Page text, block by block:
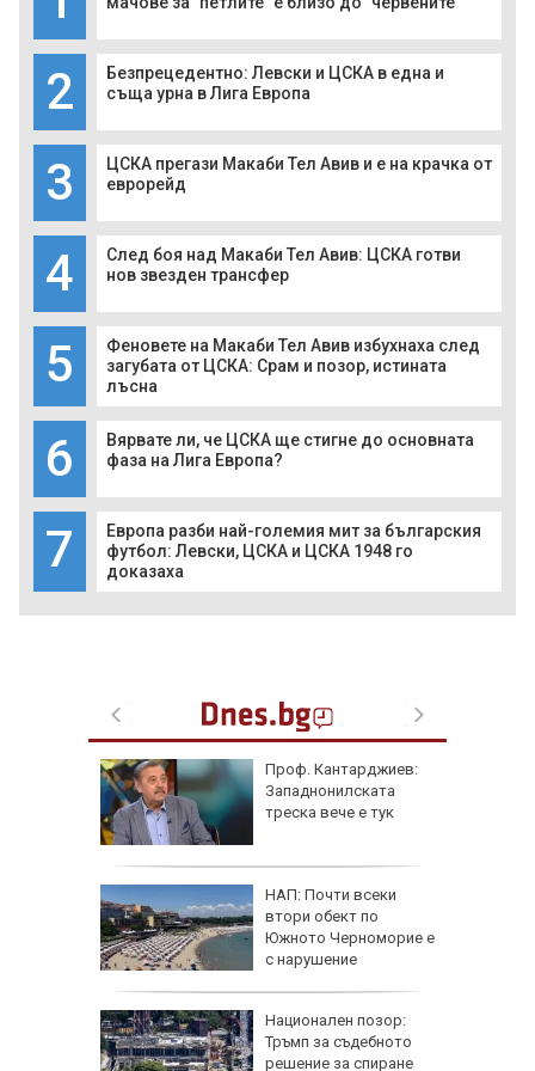
2
Безпрецедентно: Левски и ЦСКА в една и
съща урна в Лига Европа
3
ЦСКА прегази Макаби Тел Авив и е на крачка от
еврорейд
4
След боя над Макаби Тел Авив: ЦСКА готви
нов звезден трансфер
5
Феновете на Макаби Тел Авив избухнаха след
загубата от ЦСКА: Срам и позор, истината
лъсна
6
Вярвате ли, че ЦСКА ще стигне до основната
фаза на Лига Европа?
7
Европа разби най-големия мит за българския
футбол: Левски, ЦСКА и ЦСКА 1948 го
доказаха
Проф. Кантарджиев:
Западнонилската
треска вече е тук
НАП: Почти всеки
втори обект по
Южното Черноморие е
с нарушение
Национален позор:
Тръмп за съдебното
решение за спиране